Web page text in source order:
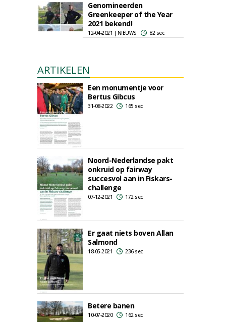
Genomineerden
Greenkeeper of the Year
2021 bekend!
12-04-2021 | NIEUWS 82 sec
ARTIKELEN
Een monumentje voor
Bertus Gibcus
31-08-2022 165 sec
Noord-Nederlandse pakt
onkruid op fairway
succesvol aan in Fiskars-
challenge
07-12-2021 172 sec
Er gaat niets boven Allan
Salmond
18-05-2021 236 sec
Betere banen
10-07-2020 162 sec